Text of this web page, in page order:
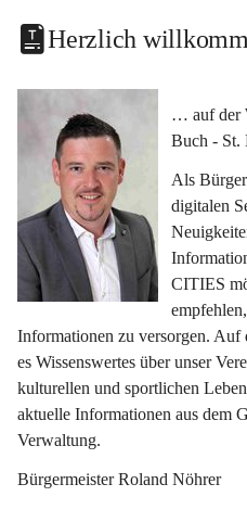
Herzlich
… auf der
Buch - St.
Als
digitalen
CITIES
Informationen zu versorgen.
es Wissenswertes über unser
kulturellen und sportlichen
aktuelle Informationen aus dem
Verwaltung.
Bürgermeister Roland Nöhrer